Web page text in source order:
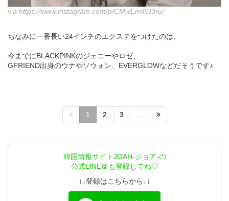
via https://www.instagram.com/p/CMwEmlNJ3ru/
ちなみに一番長い24インチのエクステをつけたのは、
今までにBLACKPINKのジェニーやロゼ、
GFRIEND出身のウナやソウォン、EVERGLOWなどだそうです♪
1 2 3
韓国情報サイトJOAH-ジョア-の
公式LINE＠も登録してね♡
↓↓登録はこちらから↓↓